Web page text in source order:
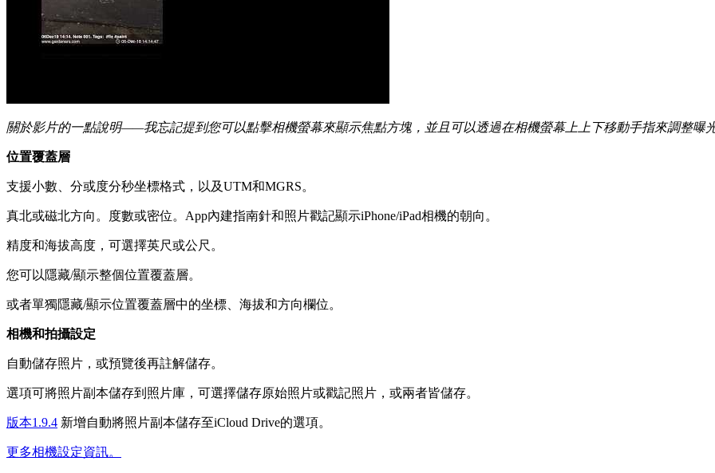
關於影片的一點說明——我忘記提到您可以點擊相機螢幕來顯示焦點方塊，並且可以透過在相機螢幕上上下移動手指來調整曝光
位置覆蓋層
支援小數、分或度分秒坐標格式，以及UTM和MGRS。
真北或磁北方向。度數或密位。App內建指南針和照片戳記顯示iPhone/iPad相機的朝向。
精度和海拔高度，可選擇英尺或公尺。
您可以隱藏/顯示整個位置覆蓋層。
或者單獨隱藏/顯示位置覆蓋層中的坐標、海拔和方向欄位。
相機和拍攝設定
自動儲存照片，或預覽後再註解儲存。
選項可將照片副本儲存到照片庫，可選擇儲存原始照片或戳記照片，或兩者皆儲存。
版本1.9.4 新增自動將照片副本儲存至iCloud Drive的選項。
更多相機設定資訊。